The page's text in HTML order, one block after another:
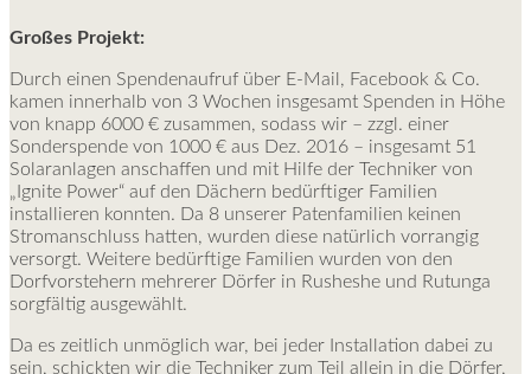
Großes Projekt:
Durch einen Spendenaufruf über E-Mail, Facebook & Co.
kamen innerhalb von 3 Wochen insgesamt Spenden in Höhe
von knapp 6000 € zusammen, sodass wir – zzgl. einer
Sonderspende von 1000 € aus Dez. 2016 – insgesamt 51
Solaranlagen anschaffen und mit Hilfe der Techniker von
„Ignite Power“ auf den Dächern bedürftiger Familien
installieren konnten. Da 8 unserer Patenfamilien keinen
Stromanschluss hatten, wurden diese natürlich vorrangig
versorgt. Weitere bedürftige Familien wurden von den
Dorfvorstehern mehrerer Dörfer in Rusheshe und Rutunga
sorgfältig ausgewählt.
Da es zeitlich unmöglich war, bei jeder Installation dabei zu
sein, schickten wir die Techniker zum Teil allein in die Dörfer,